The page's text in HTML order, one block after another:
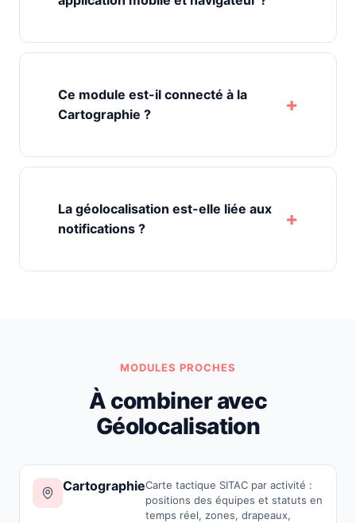
Ce module est-il connecté à la
Cartographie ?
La géolocalisation est-elle liée aux
notifications ?
MODULES PROCHES
À combiner avec
Géolocalisation
CartographieCarte tactique SITAC par activité :
positions des équipes et statuts en
temps réel, zones, drapeaux,